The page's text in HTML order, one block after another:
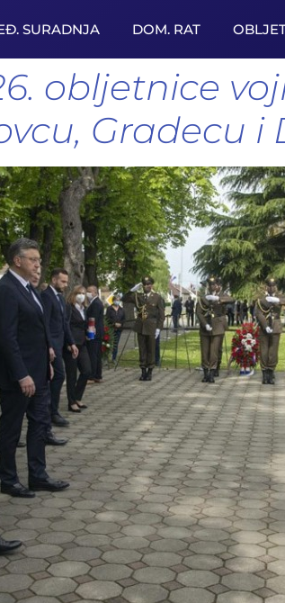
SURADNJA DOM. RAT
obljetnice
Gradecu i